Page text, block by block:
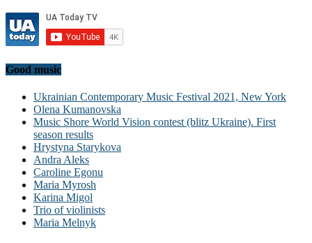
Good music
Ukrainian Contemporary Music Festival 2021, New York
Olena Kumanovska
Music Shore World Vision contest (blitz Ukraine). First
season results
Hrystyna Starykova
Andra Aleks
Caroline Egonu
Maria Myrosh
Karina Migol
Trio of violinists
Maria Melnyk